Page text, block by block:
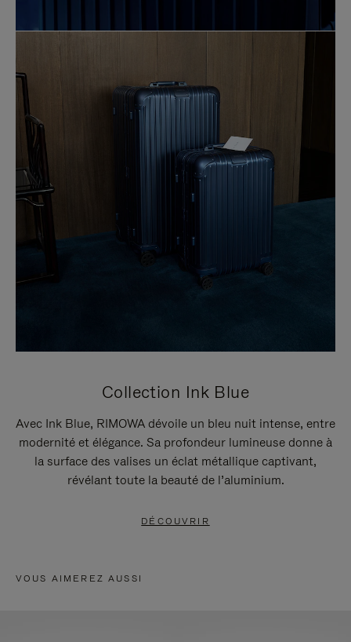
Collection Ink Blue
Avec Ink Blue, RIMOWA dévoile un bleu nuit intense, entre
modernité et élégance. Sa profondeur lumineuse donne à
la surface des valises un éclat métallique captivant,
révélant toute la beauté de l’aluminium.
DÉCOUVRIR
VOUS AIMEREZ AUSSI